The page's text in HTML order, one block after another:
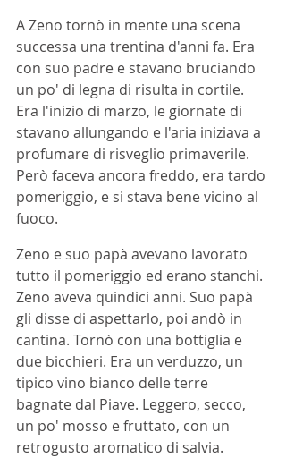
A Zeno tornò in mente una scena
successa una trentina d'anni fa. Era
con suo padre e stavano bruciando
un po' di legna di risulta in cortile.
Era l'inizio di marzo, le giornate di
stavano allungando e l'aria iniziava a
profumare di risveglio primaverile.
Però faceva ancora freddo, era tardo
pomeriggio, e si stava bene vicino al
fuoco.
Zeno e suo papà avevano lavorato
tutto il pomeriggio ed erano stanchi.
Zeno aveva quindici anni. Suo papà
gli disse di aspettarlo, poi andò in
cantina. Tornò con una bottiglia e
due bicchieri. Era un verduzzo, un
tipico vino bianco delle terre
bagnate dal Piave. Leggero, secco,
un po' mosso e fruttato, con un
retrogusto aromatico di salvia.